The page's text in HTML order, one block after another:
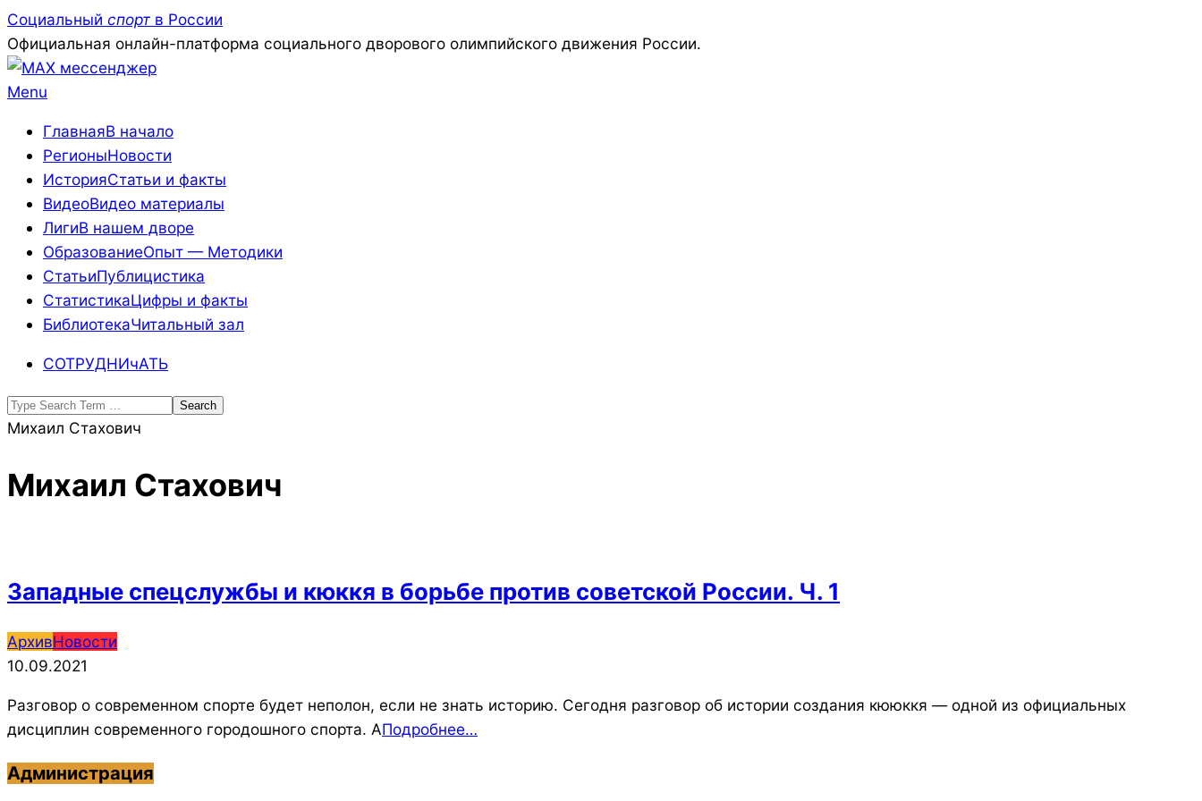
Skip
to
content
Социальный спорт в России
Официальная онлайн-платформа социального дворового олимпийского движения России.
Primary
Menu
Menu
ГлавнаяВ начало
РегионыНовости
ИсторияСтатьи и факты
ВидеоВидео материалы
ЛигиВ нашем дворе
ОбразованиеОпыт — Методики
СтатьиПублицистика
СтатистикаЦифры и факты
БиблиотекаЧитальный зал
СОТРУДНИчАТЬ
Search
Михаил Стахович
Михаил Стахович
Западные спецслужбы и кюккя в борьбе против советской России. Ч. 1
2021-
09-
АрхивНовости
10.09.2021
Разговор о современном спорте будет неполон, если не знать историю. Сегодня разговор об истории создания кююккя — одной из официальных
дисциплин современного городошного спорта. АПодробнее…
Администрация